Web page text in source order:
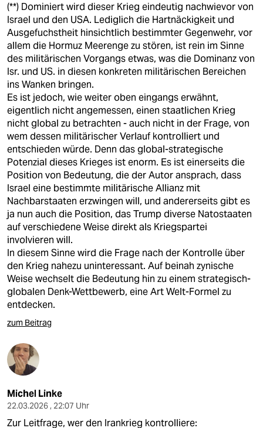
(**) Dominiert wird dieser Krieg eindeutig nachwievor von
Israel und den USA. Lediglich die Hartnäckigkeit und
Ausgefuchstheit hinsichtlich bestimmter Gegenwehr, vor
allem die Hormuz Meerenge zu stören, ist rein im Sinne
des militärischen Vorgangs etwas, was die Dominanz von
Isr. und US. in diesen konkreten militärischen Bereichen
ins Wanken bringen.
Es ist jedoch, wie weiter oben eingangs erwähnt,
eigentlich nicht angemessen, einen staatlichen Krieg
nicht global zu betrachten - auch nicht in der Frage, von
wem dessen militärischer Verlauf kontrolliert und
entschieden würde. Denn das global-strategische
Potenzial dieses Krieges ist enorm. Es ist einerseits die
Position von Bedeutung, die der Autor ansprach, dass
Israel eine bestimmte militärische Allianz mit
Nachbarstaaten erzwingen will, und andererseits gibt es
ja nun auch die Position, das Trump diverse Natostaaten
auf verschiedene Weise direkt als Kriegspartei
involvieren will.
In diesem Sinne wird die Frage nach der Kontrolle über
den Krieg nahezu uninteressant. Auf beinah zynische
Weise wechselt die Bedeutung hin zu einem strategisch-
globalen Denk-Wettbewerb, eine Art Welt-Formel zu
entdecken.
zum Beitrag
Michel Linke
22.03.2026 , 22:07 Uhr
Zur Leitfrage, wer den Irankrieg kontrolliere: